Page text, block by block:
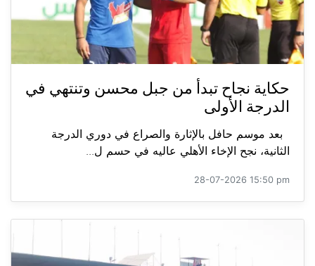
حكاية نجاح تبدأ من جبل محسن وتنتهي في
الدرجة الأولى
بعد موسم حافل بالإثارة والصراع في دوري الدرجة
الثانية، نجح الإخاء الأهلي عاليه في حسم ل...
28-07-2026 15:50 pm